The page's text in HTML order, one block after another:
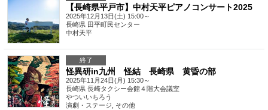
【長崎県平戸市】中村天平ピアノコンサート2025
2025年12月13日(土) 15:00～
長崎県 田平町民センター
中村天平
終了
怪異研in九州 怪結 長崎県 黄昏の部
2025年11月24日(月) 15:30～
長崎県 長崎タクシー会館４階大会議室
やついいちろう
演劇・ステージ
その他